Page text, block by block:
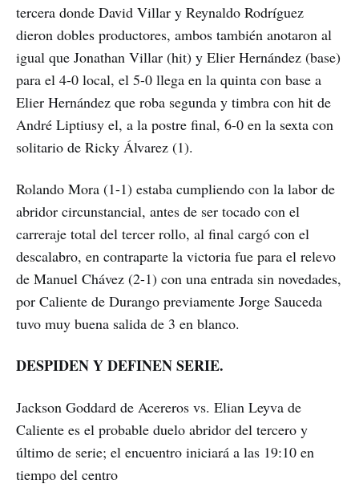
tercera donde David Villar y Reynaldo Rodríguez
dieron dobles productores, ambos también anotaron al
igual que Jonathan Villar (hit) y Elier Hernández (base)
para el 4-0 local, el 5-0 llega en la quinta con base a
Elier Hernández que roba segunda y timbra con hit de
André Liptiusy el, a la postre final, 6-0 en la sexta con
solitario de Ricky Álvarez (1).
Rolando Mora (1-1) estaba cumpliendo con la labor de
abridor circunstancial, antes de ser tocado con el
carreraje total del tercer rollo, al final cargó con el
descalabro, en contraparte la victoria fue para el relevo
de Manuel Chávez (2-1) con una entrada sin novedades,
por Caliente de Durango previamente Jorge Sauceda
tuvo muy buena salida de 3 en blanco.
DESPIDEN Y DEFINEN SERIE.
Jackson Goddard de Acereros vs. Elian Leyva de
Caliente es el probable duelo abridor del tercero y
último de serie; el encuentro iniciará a las 19:10 en
tiempo del centro